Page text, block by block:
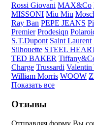
Rossi Giovani MAX&Co
MISSONI Miu Miu
Ray Ban PEPE JEANS
Premier Prodesiqn
S.T.Dupont Saint Laurent
Silhouette STEEL
TED BAKER
Charge Trussardi Valentin
William Morris WOOW
Показать все
Отзывы
Отправляя форму Вы